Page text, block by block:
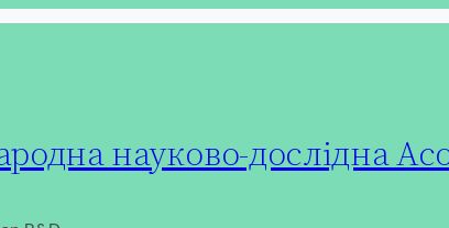
науково-дослідна